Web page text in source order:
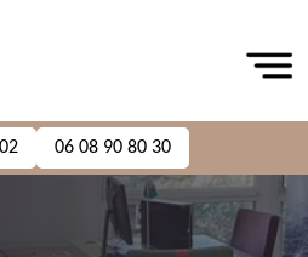
06 08 90 80 30